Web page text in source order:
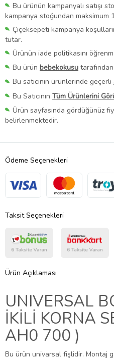
Bu ürünün kampanyalı satışı
kampanya stoğundan maksimum
Çiçeksepeti kampanya
tutar.
Ürünün iade politikasını
Bu ürün bebekokusu
Bu satıcının ürünlerinde geçerli
Bu Satıcının Tüm Ürünlerini
Ürün sayfasında gördüğünüz
belirlenmektedir.
Ödeme Seçenekleri
Taksit Seçenekleri
Ürün Açıklaması
UNIVERSAL
İKİLİ KORNA
AH0 700 )
Bu ürün univarsal fişlidir. Montaj